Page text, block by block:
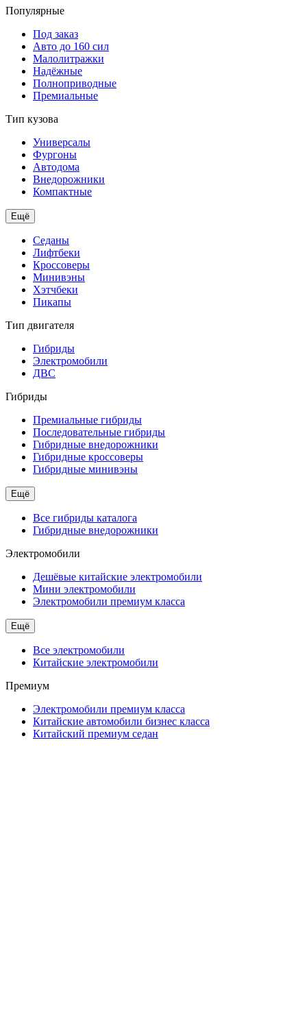
Популярные
Под заказ
Авто до 160 сил
Малолитражки
Надёжные
Полноприводные
Премиальные
Тип кузова
Универсалы
Фургоны
Автодома
Внедорожники
Компактные
Ещё
Седаны
Лифтбеки
Кроссоверы
Минивэны
Хэтчбеки
Пикапы
Тип двигателя
Гибриды
Электромобили
ДВС
Гибриды
Премиальные гибриды
Последовательные гибриды
Гибридные внедорожники
Гибридные кроссоверы
Гибридные минивэны
Ещё
Все гибриды каталога
Гибридные внедорожники
Электромобили
Дешёвые китайские электромобили
Мини электромобили
Электромобили премиум класса
Ещё
Все электромобили
Китайские электромобили
Премиум
Электромобили премиум класса
Китайские автомобили бизнес класса
Китайский премиум седан